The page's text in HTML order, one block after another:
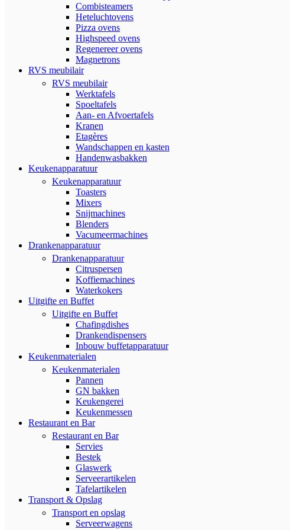
Combisteamers
Heteluchtovens
Pizza ovens
Highspeed ovens
Regenereer ovens
Magnetrons
RVS meubilair
RVS meubilair
Werktafels
Spoeltafels
Aan- en Afvoertafels
Kranen
Etagères
Wandschappen en kasten
Handenwasbakken
Keukenapparatuur
Keukenapparatuur
Toasters
Mixers
Snijmachines
Blenders
Vacumeermachines
Drankenapparatuur
Drankenapparatuur
Citruspersen
Koffiemachines
Waterkokers
Uitgifte en Buffet
Uitgifte en Buffet
Chafingdishes
Drankendispensers
Inbouw buffetapparatuur
Keukenmaterialen
Keukenmaterialen
Pannen
GN bakken
Keukengerei
Keukenmessen
Restaurant en Bar
Restaurant en Bar
Servies
Bestek
Glaswerk
Serveerartikelen
Tafelartikelen
Transport & Opslag
Transport en opslag
Serveerwagens